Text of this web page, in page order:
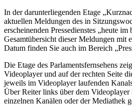
In der darunterliegenden Etage
aktuellen Meldungen des in
erscheinenden Pressedienstes „heute im
Gesamtübersicht dieser Meldungen mit
Datum finden Sie auch im Bereich
Die Etage des Parlamentsfernsehens
Videoplayer und auf der rechten Seite
jeweils im Videoplayer laufenden
Über Reiter links über dem Videoplayer
einzelnen Kanälen oder der Mediathek